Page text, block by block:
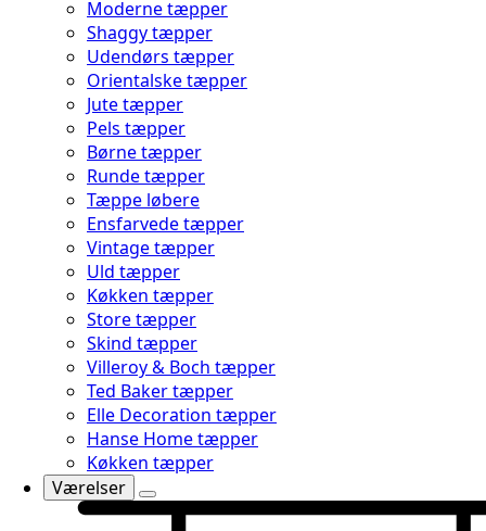
Moderne tæpper
Shaggy tæpper
Udendørs tæpper
Orientalske tæpper
Jute tæpper
Pels tæpper
Børne tæpper
Runde tæpper
Tæppe løbere
Ensfarvede tæpper
Vintage tæpper
Uld tæpper
Køkken tæpper
Store tæpper
Skind tæpper
Villeroy & Boch tæpper
Ted Baker tæpper
Elle Decoration tæpper
Hanse Home tæpper
Køkken tæpper
Værelser